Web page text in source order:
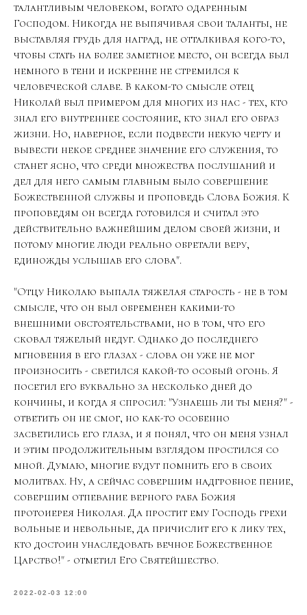
талантливым человеком, богато одаренным
Господом. Никогда не выпячивая свои таланты, не
выставляя грудь для наград, не отталкивая кого-то,
чтобы стать на более заметное место, он всегда был
немного в тени и искренне не стремился к
человеческой славе. В каком-то смысле отец
Николай был примером для многих из нас - тех, кто
знал его внутреннее состояние, кто знал его образ
жизни. Но, наверное, если подвести некую черту и
вывести некое среднее значение его служения, то
станет ясно, что среди множества послушаний и
дел для него самым главным было совершение
Божественной службы и проповедь Слова Божия. К
проповедям он всегда готовился и считал это
действительно важнейшим делом своей жизни, и
потому многие люди реально обретали веру,
единожды услышав его слова".
"Отцу Николаю выпала тяжелая старость - не в том
смысле, что он был обременен какими-то
внешними обстоятельствами, но в том, что его
сковал тяжелый недуг. Однако до последнего
мгновения в его глазах - слова он уже не мог
произносить - светился какой-то особый огонь. Я
посетил его буквально за несколько дней до
кончины, и когда я спросил: "Узнаешь ли ты меня?" -
ответить он не смог, но как-то особенно
засветились его глаза, и я понял, что он меня узнал
и этим продолжительным взглядом простился со
мной. Думаю, многие будут помнить его в своих
молитвах. Ну, а сейчас совершим надгробное пение,
совершим отпевание верного раба Божия
протоиерея Николая. Да простит ему Господь грехи
вольные и невольные, да причислит его к лику тех,
кто достоин унаследовать вечное Божественное
Царство!" - отметил Его Святейшество.
2022-02-03 12:00